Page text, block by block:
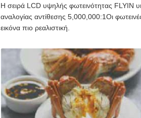
Η σειρά LCD υψηλής φωτεινότητας FLYIN
αναλογίας αντίθεσης 5,000,000:1Οι
εικόνα πιο ρεαλιστική.